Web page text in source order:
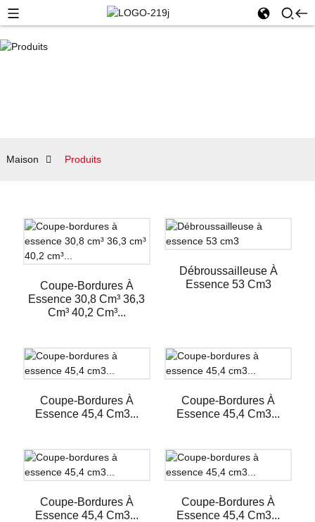
Maison Produits
Coupe-Bordures À
Essence 30,8 Cm³ 36,3
Cm³ 40,2 Cm³...
Débroussailleuse À
Essence 53 Cm3
Coupe-Bordures À
Essence 45,4 Cm3...
Coupe-Bordures À
Essence 45,4 Cm3...
Coupe-Bordures À
Essence 45,4 Cm3...
Coupe-Bordures À
Essence 45,4 Cm3...